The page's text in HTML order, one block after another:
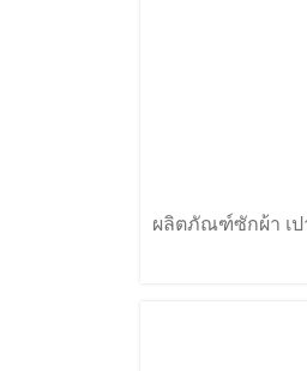
ผลิตภัณฑ์ซักผ้า เป